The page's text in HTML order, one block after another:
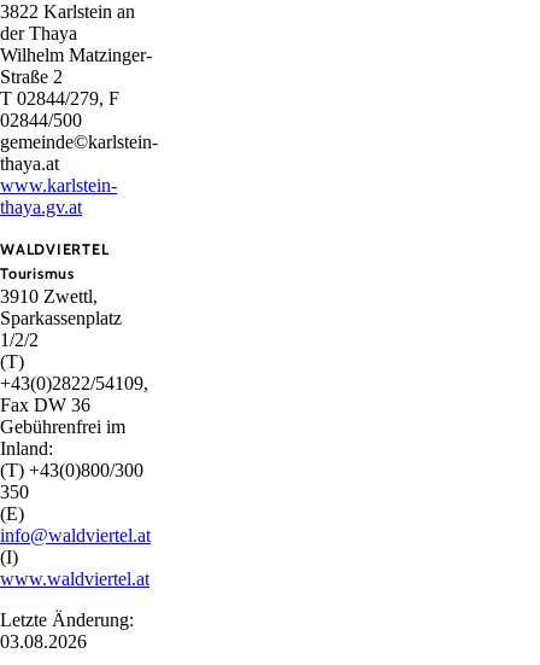
3822 Karlstein an
der Thaya
Wilhelm Matzinger-
Straße 2
T 02844/279, F
02844/500
gemeinde©karlstein-
thaya.at
www.karlstein-
thaya.gv.at
WALDVIERTEL
Tourismus
3910 Zwettl,
Sparkassenplatz
1/2/2
(T)
+43(0)2822/54109,
Fax DW 36
Gebührenfrei im
Inland:
(T) +43(0)800/300
350
(E)
info@waldviertel.at
(I)
www.waldviertel.at
Letzte Änderung:
03.08.2026